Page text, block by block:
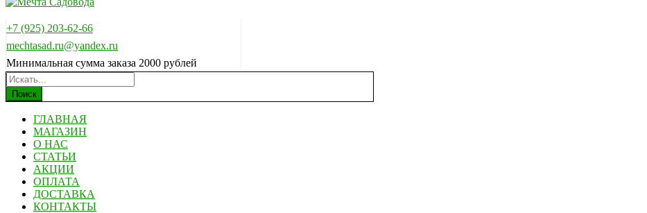
+7 (925) 203-62-66
mechtasad.ru@yandex.ru
Минимальная сумма заказа 2000 рублей
Поиск
ГЛАВНАЯ
МАГАЗИН
О НАС
СТАТЬИ
АКЦИИ
ОПЛАТА
ДОСТАВКА
КОНТАКТЫ